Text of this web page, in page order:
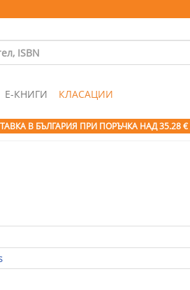
Е-КНИГИ КЛАСАЦИИ
В БЪЛГАРИЯ ПРИ ПОРЪЧКА НАД 35.28